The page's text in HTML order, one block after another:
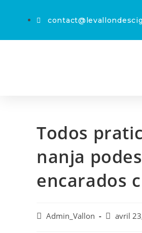
Todos
nanja
encarados
Admin_Vallon avril